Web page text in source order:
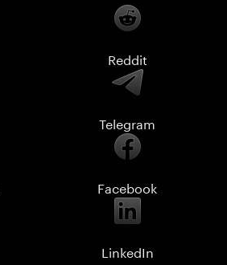
Reddit
Telegram
Facebook
LinkedIn